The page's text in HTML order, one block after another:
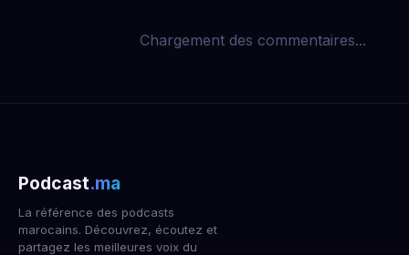
Chargement des commentaires...
Podcast.ma
La référence des podcasts
marocains. Découvrez, écoutez et
partagez les meilleures voix du